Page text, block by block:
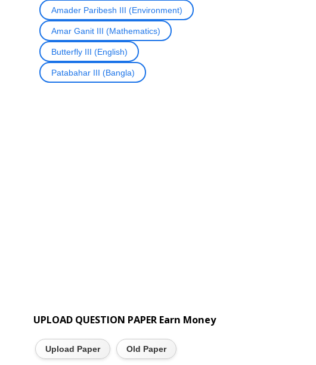
Amader Paribesh III (Environment)
Amar Ganit III (Mathematics)
Butterfly III (English)
Patabahar III (Bangla)
UPLOAD QUESTION PAPER Earn Money
Upload Paper Old Paper